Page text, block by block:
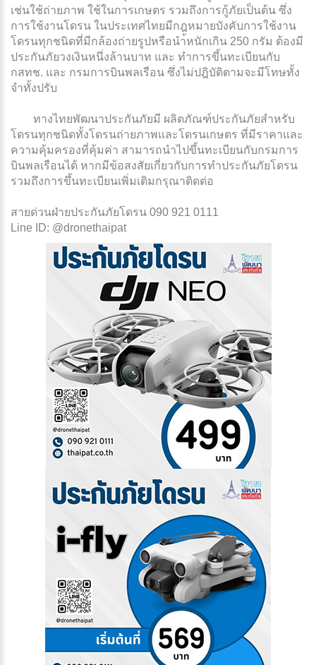
เช่นใช้ถ่ายภาพ ใช้ในการเกษตร รวมถึงการกู้ภัยเป็นต้น ซึ่ง
การใช้งานโดรน ในประเทศไทยมีกฎหมายบังคับการใช้งาน
โดรนทุกชนิดที่มีกล้องถ่ายรูปหรือนำ้หนักเกิน 250 กรัม ต้องมี
ประกันภัยวงเงินหนึ่งล้านบาท และ ทำการขึ้นทะเบียนกับ
กสทช. และ กรมการบินพลเรือน ซึ่งไม่ปฎิบัติตามจะมีโทษทั้ง
จำทั้งปรับ
ทางไทยพัฒนาประกันภัยมี ผลิตภัณฑ์ประกันภัยสำหรับ
โดรนทุกชนิดทั้งโดรนถ่ายภาพและโดรนเกษตร ที่มีราคาและ
ความคุ้มครองที่คุ้มค่า สามารถนำไปขึ้นทะเบียนกับกรมการ
บินพลเรือนได้ หากมีข้อสงสัยเกี่ยวกับการทำประกันภัยโดรน
รวมถึงการขึ้นทะเบียนเพิ่มเติมกรุณาติดต่อ
สายด่วนฝ่ายประกันภัยโดรน 090 921 0111
Line ID: @dronethaipat